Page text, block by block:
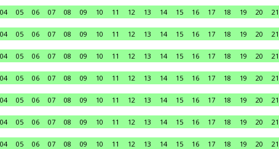
04 05 06 07 08 09 10 11 12 13 14 15 16 17 18 19 20 21
04 05 06 07 08 09 10 11 12 13 14 15 16 17 18 19 20 21
04 05 06 07 08 09 10 11 12 13 14 15 16 17 18 19 20 21
04 05 06 07 08 09 10 11 12 13 14 15 16 17 18 19 20 21
04 05 06 07 08 09 10 11 12 13 14 15 16 17 18 19 20 21
04 05 06 07 08 09 10 11 12 13 14 15 16 17 18 19 20 21
04 05 06 07 08 09 10 11 12 13 14 15 16 17 18 19 20 21